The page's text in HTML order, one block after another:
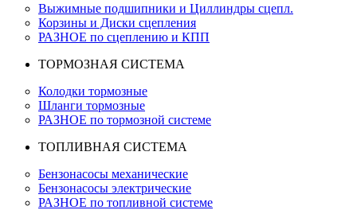
Выжимные подшипники и Циллиндры сцепл.
Корзины и Диски сцепления
РАЗНОЕ по сцеплению и КПП
ТОРМОЗНАЯ СИСТЕМА
Колодки тормозные
Шланги тормозные
РАЗНОЕ по тормозной системе
ТОПЛИВНАЯ СИСТЕМА
Бензонасосы механические
Бензонасосы электрические
РАЗНОЕ по топливной системе